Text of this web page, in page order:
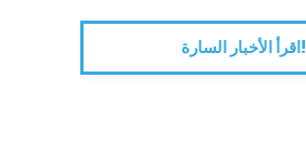
اقرأ الأخبار السارة!